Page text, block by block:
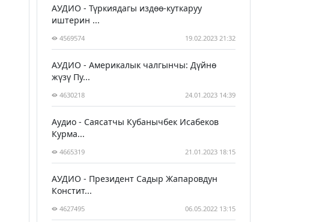
АУДИО - Түркиядагы издөө-куткаруу
иштерин ...
4569574 19.02.2023 21:32
АУДИО - Америкалык чалгынчы: Дүйнө
жүзү Пу...
4630218 24.01.2023 14:39
Аудио - Саясатчы Кубанычбек Исабеков
Курма...
4665319 21.01.2023 18:15
АУДИО - Президент Садыр Жапаровдун
Констит...
4627495 06.05.2022 13:15